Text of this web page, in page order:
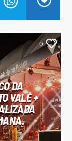
0
DA
VALE +